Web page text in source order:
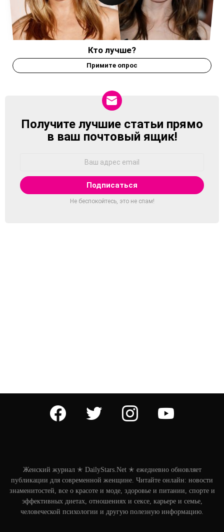
Кто лучше?
Примите опрос
NEWSLETTER
Получите лучшие статьи прямо
в ваш почтовый ящик!
Не беспокойтесь, это не спам!
facebook twitter instagram youtube
Женский журнал ✭ DailyStars.Net ✭ ежедневно обновляет
публикации для современной женщине. Читайте онлайн: новости
знаменитостей, все о красоте и моде, здоровье и питании, спорте и
эффективных диетах, отношениях и сексе, карьере и семье,
человеческой психологии и другую полезную информацию.